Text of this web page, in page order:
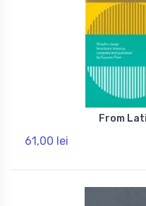
From
61,00 lei